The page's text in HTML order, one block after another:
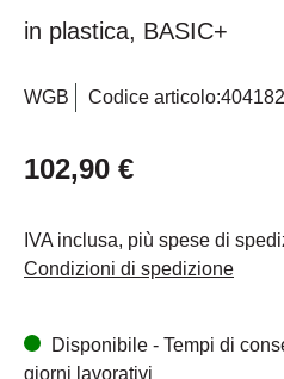
in plastica, BASIC+
WGB Codice articolo:404182
102,90 €
IVA inclusa, più spese di
Condizioni di spedizione
Disponibile - Tempi di
giorni lavorativi